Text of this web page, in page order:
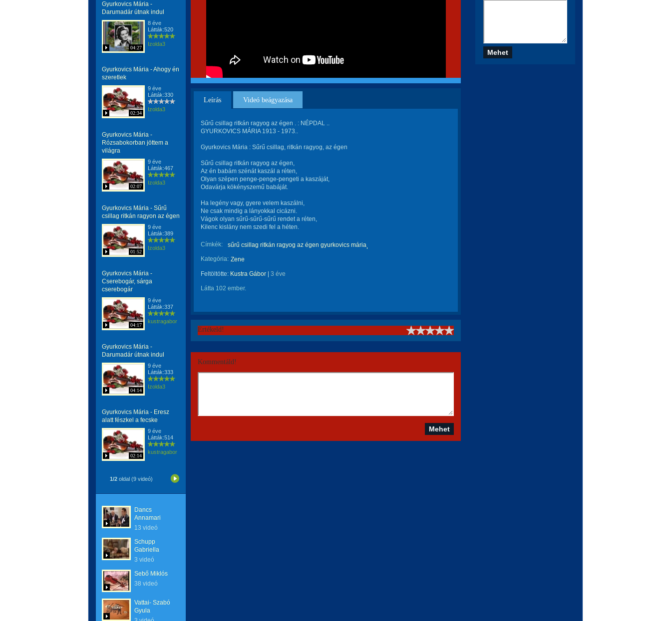
Gyurkovics Mária -
Darumadár útnak indul
04:27
8 éve
Látták:520
Izolda3
Gyurkovics Mária - Ahogy én
szeretlek
02:34
9 éve
Látták:330
Izolda3
Gyurkovics Mária -
Rózsabokorban jöttem a
világra
02:07
9 éve
Látták:467
Izolda3
Gyurkovics Mária - Sűrű
csillag ritkán ragyon az égen
01:52
9 éve
Látták:389
Izolda3
Gyurkovics Mária -
Cserebogár, sárga
cserebogár
04:17
9 éve
Látták:337
kustragabor
Gyurkovics Mária -
Darumadár útnak indul
04:14
9 éve
Látták:333
Izolda3
Gyurkovics Mária - Eresz
alatt fészkel a fecske
02:14
9 éve
Látták:514
kustragabor
1/2 oldal (9 videó)
Dancs
Annamari
13 videó
Schupp
Gabriella
3 videó
Sebő Miklós
38 videó
Vattai- Szabó
Gyula
Leírás Videó beágyazása
Sűrű csillag ritkán ragyog az égen . : NÉPDAL ..
GYURKOVICS MÁRIA 1913 - 1973..
Gyurkovics Mária : Sűrű csillag, ritkán ragyog, az égen
Sűrű csillag ritkán ragyog az égen,
Az én babám szénát kaszál a réten,
Olyan szépen penge-penge-pengeti a kaszáját,
Odavárja kökényszemű babáját.
Ha legény vagy, gyere velem kaszálni,
Ne csak mindig a lányokkal cicázni.
Vágok olyan sűrű-sűrű-sűrű rendet a réten,
Kilenc kislány nem szedi fel a héten.
Címkék:
sűrű csillag ritkán ragyog az égen gyurkovics mária
Kategória: Zene
Feltöltötte: Kustra Gábor 3 éve
Látta 102 ember.
Értékeld!
Kommentáld!